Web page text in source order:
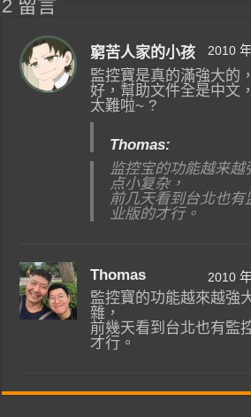
2 留言
窮苦人家的小孩 2010
監控寶是真的滿強大的
好，幫助文件全是中文
太難啦~ ?
Thomas:
监控宝的功能越来越
点小复杂，
前几天看到台北也有
业版的才行。
Thomas 2010
監控寶的功能越來越強
雜，
前幾天看到台北也有監
才行。